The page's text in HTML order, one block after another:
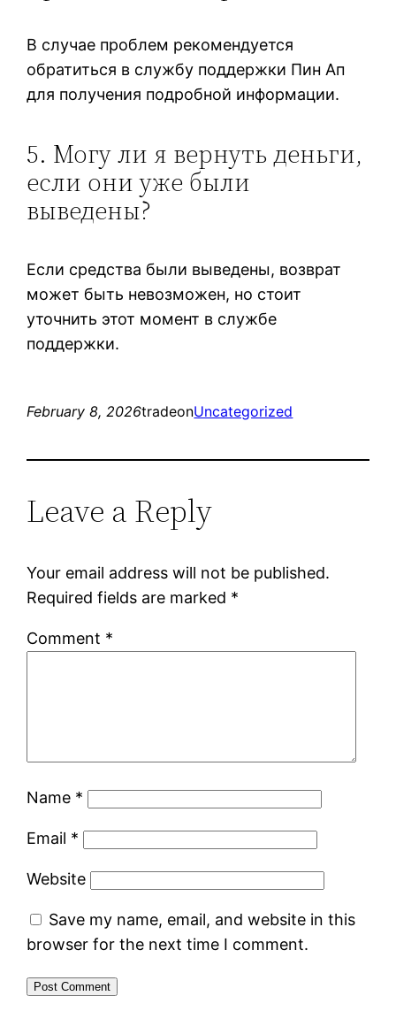
В случае проблем рекомендуется
обратиться в службу поддержки Пин Ап
для получения подробной информации.
5. Могу ли я вернуть деньги,
если они уже были
выведены?
Если средства были выведены, возврат
может быть невозможен, но стоит
уточнить этот момент в службе
поддержки.
February 8, 2026tradeonUncategorized
Leave a Reply
Your email address will not be published.
Required fields are marked *
Comment *
Name *
Email *
Website
Save my name, email, and website in this
browser for the next time I comment.